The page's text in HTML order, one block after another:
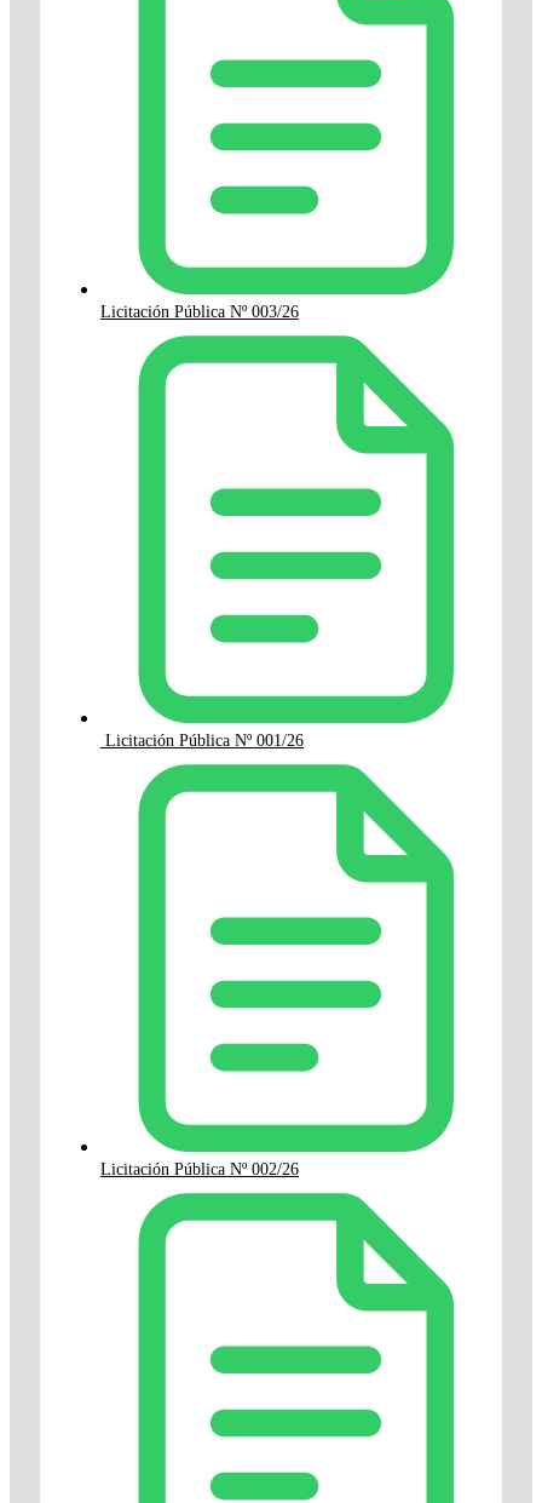
Licitación Pública Nº 003/26
Licitación Pública Nº 001/26
Licitación Pública Nº 002/26